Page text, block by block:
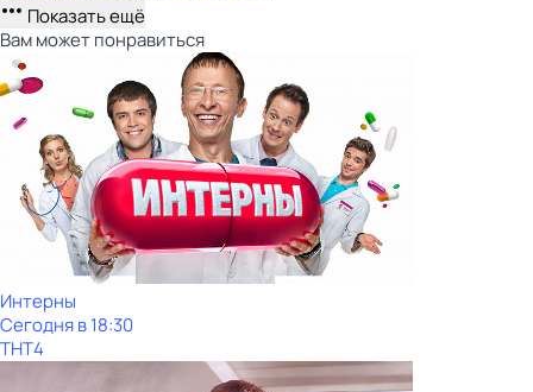
Показать ещё
Вам может понравиться
Интерны
Сегодня в 18:30
ТНТ4